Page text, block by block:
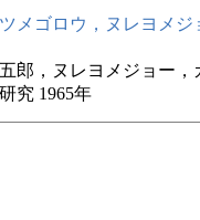
メゴロウ，ヌレヨメ
郎，ヌレヨメジョー
究 1965年